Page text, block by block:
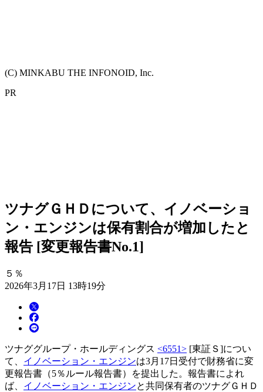
(C) MINKABU THE INFONOID, Inc.
PR
ツナグＧＨＤについて、イノベーショ
ン・エンジンは保有割合が増加したと
報告 [変更報告書No.1]
５％
2026年3月17日 13時19分
ツナググループ・ホールディングス <6551> [東証Ｓ]につい
て、 イノベーション・エンジンは3月17日受付で財務省に変
更報告書（5％ルール報告書）を提出した。報告書によれ
ば、 イノベーション・エンジンと共同保有者のツナグＧＨＤ